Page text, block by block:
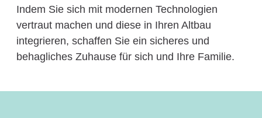
Indem Sie sich mit modernen Technologien
vertraut machen und diese in Ihren Altbau
integrieren, schaffen Sie ein sicheres und
behagliches Zuhause für sich und Ihre Familie.